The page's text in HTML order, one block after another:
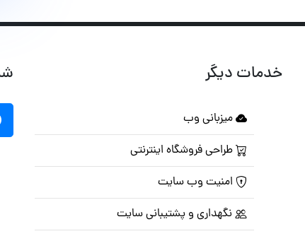
خدمات دیگر
میزبانی وب
طراحی فروشگاه اینترنتی
امنیت وب سایت
نگهداری و پشتیبانی سایت